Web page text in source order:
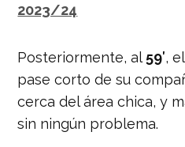
2023/24
Posteriormente, al 59′, el
pase corto de su
cerca del área chica, y
sin ningún problema.